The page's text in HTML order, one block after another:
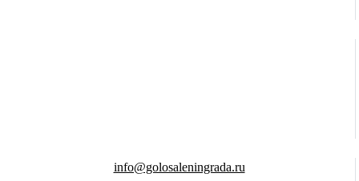
info@golosaleningrada.ru